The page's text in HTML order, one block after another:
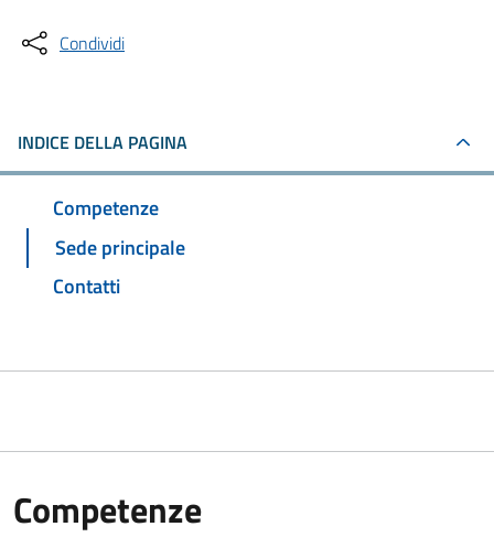
Condividi
INDICE DELLA PAGINA
Competenze
Sede principale
Contatti
Competenze